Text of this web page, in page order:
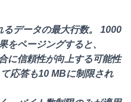
データの最大行数。 1000
をページングすると、
に信頼性が向上する可能性
応答も10 MBに制限され